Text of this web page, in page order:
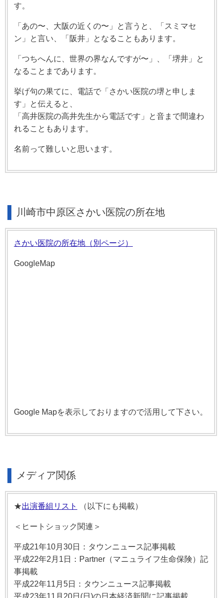
す。
「あの〜、大阪の近くの〜」と言うと、「スミマセ
ン」と言い、「阪井」となることもあります。
「つちへんに、世界の界なんですが〜」、「堺井」と
なることまであります。
挙げ句の果てに、電話で「さかい医院の堺と申しま
す」と伝えると、
「高井医院の高井先生から電話です」と音まで間違わ
れることもあります。
名前って難しいと思います。
川崎市中原区さかい医院の所在地
さかい医院の所在地（別ページ）
GoogleMap
Google Mapを表示しておりますので活用して下さい。
メディア関係
★出演番組リスト （以下にも掲載）
＜ヒートショック関連＞
平成21年10月30日：タウンニュース記事掲載
平成22年2月1日：Partner（マニュライフ生命保険）記
事掲載
平成22年11月5日：タウンニュース記事掲載
平成23年11月20日(日)の日本経済新聞に記事掲載